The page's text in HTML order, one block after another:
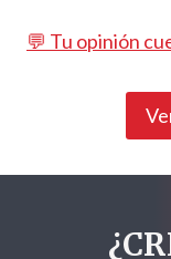
💬 Tu opinión